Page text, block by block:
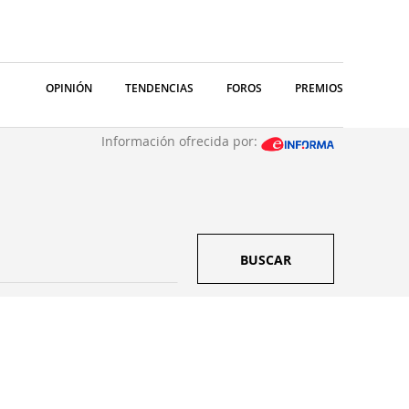
OPINIÓN TENDENCIAS FOROS PREMIOS
Información ofrecida por:
BUSCAR